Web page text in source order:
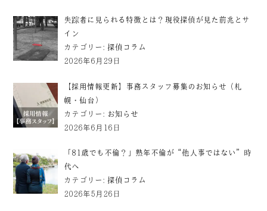
失踪者に見られる特徴とは？現役探偵が見た前兆とサ
イン
カテゴリー:探偵コラム
2026年6月29日
【採用情報更新】事務スタッフ募集のお知らせ（札
幌・仙台）
カテゴリー: お知らせ
2026年6月16日
「81歳でも不倫？」熟年不倫が“他人事ではない”時
代へ
カテゴリー:探偵コラム
2026年5月26日